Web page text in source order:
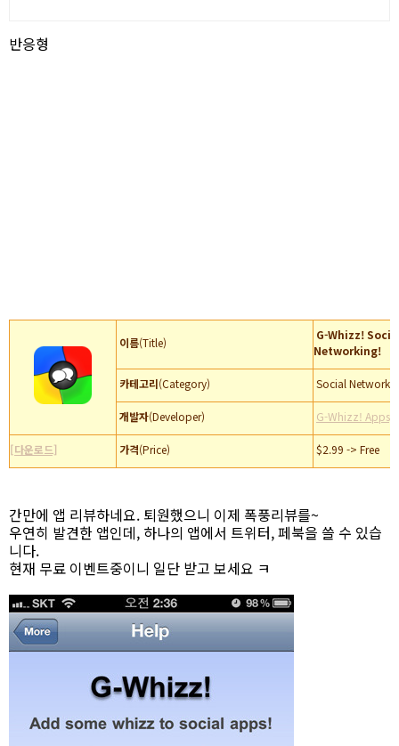
반응형
이름(Title)
G-Whizz!
Networking!
카테고리(Category) Social
개발자(Developer) G-Whizz! Apps,
[다운로드] 가격(Price) $2.99 -> Free
간만에 앱 리뷰하네요. 퇴원했으니 이제 폭풍리뷰를~
우연히 발견한 앱인데, 하나의 앱에서 트위터, 페북을 쓸 수 있습
니다.
현재 무료 이벤트중이니 일단 받고 보세요 ㅋ